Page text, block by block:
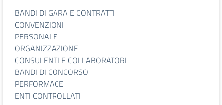
BANDI DI GARA E CONTRATTI
CONVENZIONI
PERSONALE
ORGANIZZAZIONE
CONSULENTI E COLLABORATORI
BANDI DI CONCORSO
PERFORMACE
ENTI CONTROLLATI